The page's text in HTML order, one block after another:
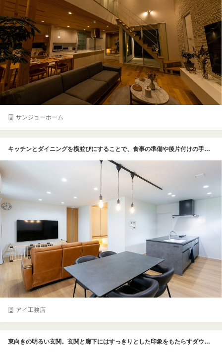
サンジョーホーム
キッチンとダイニングを横並びにすることで、食事の準備や後片付けの手間を軽減。ダウンライトでスッキリとした空間に仕上げながら、ダイニングの上部は3連の吊り下げライトでお洒落な雰囲気に
アイ工務店
東向きの明るい玄関。玄関と廊下にはすっきりとした印象をもたらすダウンライトを採用。シューズクローゼット横のスペースには、ご主人の趣味である釣り道具を収納する。